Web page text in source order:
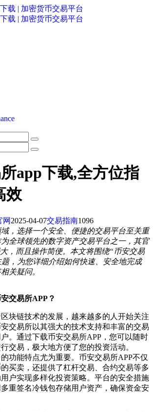
app下载,全方位指
效
网 2025-04-07交易指南1096
，选择一个安全、便捷的交易平台至关重
全球领先的数字资产交易平台之一，其官
，而且操作简便。本文将围绕“币安交易
题，为您详细介绍如何快速、安全地完成
关疑问。
交易所APP？
块链技术的发展，越来越多的人开始关注
交易所以其强大的技术支持和丰富的交易
。通过下载币安交易所APP，您可以随时
交易，极大地方便了您的投资活动。
功能特点尤为重要。币安交易所APP不仅
买卖，还提供了杠杆交易、合约交易等多
户实现多样化投资策略。平台的安全措施
重签名冷钱包存储用户资产，确保资金安